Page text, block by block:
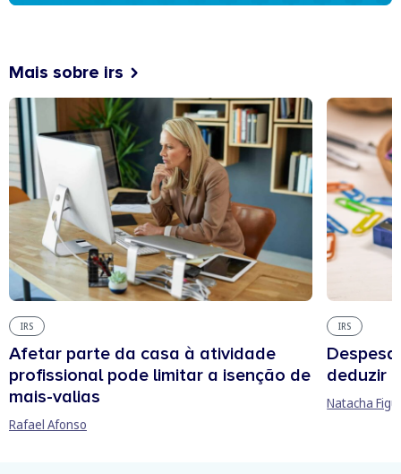
Mais sobre irs
IRS
Afetar parte da casa à atividade
profissional pode limitar a isenção de
mais-valias
Rafael Afonso
IRS
deduzir
Natacha